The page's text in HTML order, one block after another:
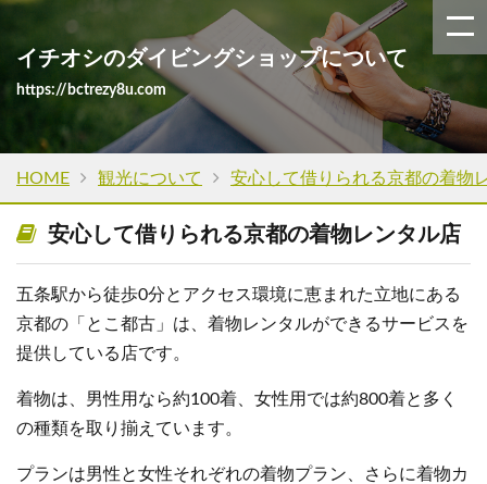
イチオシのダイビングショップについて
https://bctrezy8u.com
HOME 観光について 安心して借りられる京都の着物
安心して借りられる京都の着物レンタル店
五条駅から徒歩0分とアクセス環境に恵まれた立地にある
京都の「とこ都古」は、着物レンタルができるサービスを
提供している店です。
着物は、男性用なら約100着、女性用では約800着と多く
の種類を取り揃えています。
プランは男性と女性それぞれの着物プラン、さらに着物カ